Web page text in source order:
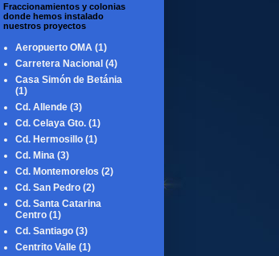
Fraccionamientos y colonias
donde hemos instalado
nuestros proyectos
Aeropuerto OMA (1)
Carretera Nacional (4)
Casa Simón de Betánia
(1)
Cd. Allende (3)
Cd. Celaya Gto. (1)
Cd. Hermosillo (1)
Cd. Mina (3)
Cd. Montemorelos (2)
Cd. San Pedro (2)
Cd. Santa Catarina
Centro (1)
Cd. Santiago (3)
Centrito Valle (1)